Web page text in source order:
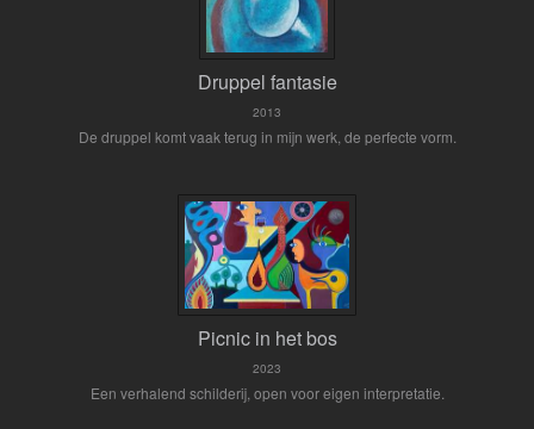
Druppel fantasie
2013
De druppel komt vaak terug in mijn werk, de perfecte vorm.
Picnic in het bos
2023
Een verhalend schilderij, open voor eigen interpretatie.